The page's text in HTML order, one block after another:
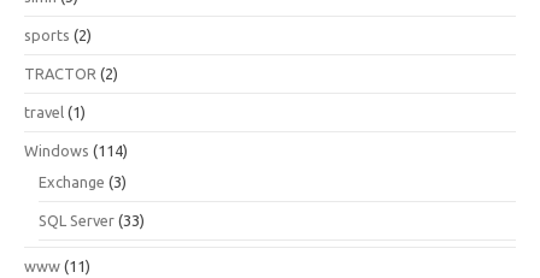
sports (2)
TRACTOR (2)
travel (1)
Windows (114)
Exchange (3)
SQL Server (33)
www (11)